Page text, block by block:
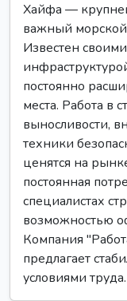
Хайфа —
важный
Известен
постоянно
места. Работа в
выносливости,
техники
ценятся на
постоянная
специалистах
возможностью
Компания
предлагает
условиями труда.